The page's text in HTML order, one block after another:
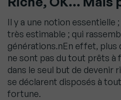
Il y a une notion
très estimable ; qui
générations.nEn effet, plus
ne sont pas du tout prêts à
dans le seul but de devenir
se déclarent disposés à
fortune.